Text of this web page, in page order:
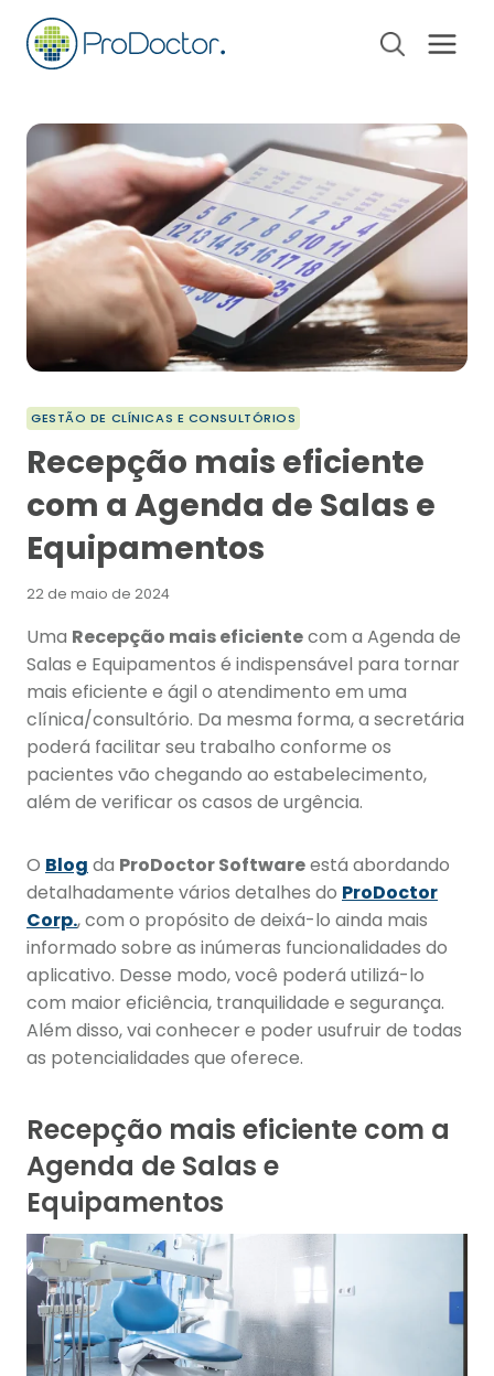
Pular
para
GESTÃO DE CLÍNICAS E CONSULTÓRIOS
Recepção mais eficiente
com a Agenda de Salas e
Equipamentos
22 de maio de 2024
Uma Recepção mais eficientecom a Agenda de
Salas e Equipamentos é indispensável para tornar
mais eficiente e ágil o atendimento em uma
clínica/consultório. Da mesma forma, a secretária
poderá facilitar seu trabalho conforme os
pacientes vão chegando ao estabelecimento,
além de verificar os casos de urgência.
O Blog da ProDoctor Softwareestá abordando
detalhadamente vários detalhes do ProDoctor
Corp., com o propósito de deixá-lo ainda mais
informado sobre as inúmeras funcionalidades do
aplicativo. Desse modo, você poderá utilizá-lo
com maior eficiência, tranquilidade e segurança.
Além disso, vai conhecer e poder usufruir de todas
as potencialidades que oferece.
Recepção mais eficiente com a
Agenda de Salas e
Equipamentos